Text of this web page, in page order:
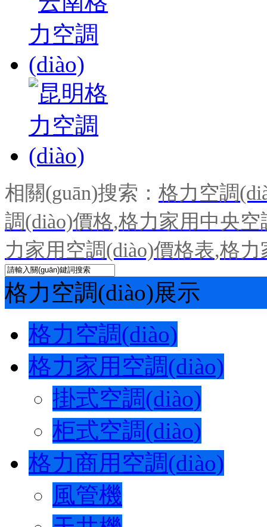
相關(guān)搜索： 格力空調
調(diào)價格,格力家用中央空
力家用空調(diào)價格表,格力
格力空調(diào)展示
格力空調(diào)
格力家用空調(diào)
掛式空調(diào)
柜式空調(diào)
格力商用空調(diào)
風管機